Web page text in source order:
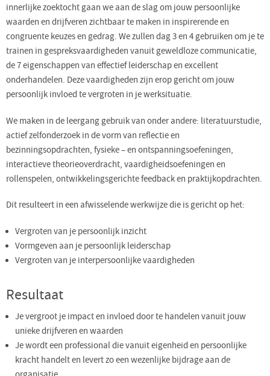
innerlijke zoektocht gaan we aan de slag om jouw persoonlijke
waarden en drijfveren zichtbaar te maken in inspirerende en
congruente keuzes en gedrag. We zullen dag 3 en 4 gebruiken om je te
trainen in gespreksvaardigheden vanuit geweldloze communicatie,
de 7 eigenschappen van effectief leiderschap en excellent
onderhandelen. Deze vaardigheden zijn erop gericht om jouw
persoonlijk invloed te vergroten in je werksituatie.
We maken in de leergang gebruik van onder andere: literatuurstudie,
actief zelfonderzoek in de vorm van reflectie en
bezinningsopdrachten, fysieke – en ontspanningsoefeningen,
interactieve theorieoverdracht, vaardigheidsoefeningen en
rollenspelen, ontwikkelingsgerichte feedback en praktijkopdrachten.
Dit resulteert in een afwisselende werkwijze die is gericht op het:
Vergroten van je persoonlijk inzicht
Vormgeven aan je persoonlijk leiderschap
Vergroten van je interpersoonlijke vaardigheden
Resultaat
Je vergroot je impact en invloed door te handelen vanuit jouw
unieke drijfveren en waarden
Je wordt een professional die vanuit eigenheid en persoonlijke
kracht handelt en levert zo een wezenlijke bijdrage aan de